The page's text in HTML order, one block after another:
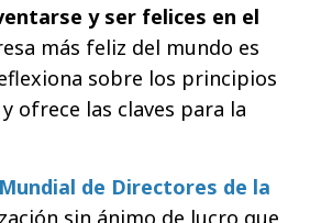
y ser felices en el
más feliz del mundo ​es
sobre los principios
ofrece las claves para la
de Directores de la
sin ánimo de lucro que